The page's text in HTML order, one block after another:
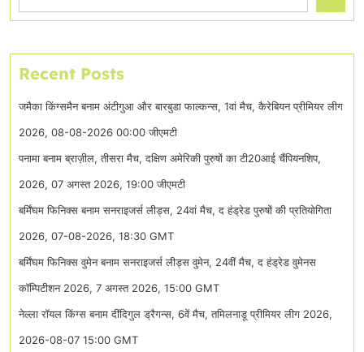
Recent Posts
जमैका किंग्समैन बनाम अंटीगुआ और बारबुडा फाल्कन्स, 1वां मैच, कैरेबियन प्रीमियर लीग
2026, 08-08-2026 00:00 जीएमटी
पनामा बनाम ब्राज़ील, तीसरा मैच, दक्षिण अमेरिकी पुरुषों का टी20आई चैंपियनशिप,
2026, 07 अगस्त 2026, 19:00 जीएमटी
बर्मिंघम फिनिक्स बनाम सनराइजर्स लीड्स, 24वां मैच, द हंड्रेड पुरुषों की प्रतियोगिता
2026, 07-08-2026, 18:30 GMT
बर्मिंघम फिनिक्स वुमेन बनाम सनराइजर्स लीड्स वुमेन, 24वीं मैच, द हंड्रेड वुमेनस
कॉम्पिटीशन 2026, 7 अगस्त 2026, 15:00 GMT
नेल्ला रॉयल किंग्स बनाम दींदिगुल ड्रैगन्स, 6वें मैच, तमिलनाडू प्रीमियर लीग 2026,
2026-08-07 15:00 GMT